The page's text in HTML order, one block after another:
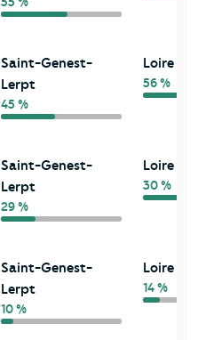
Saint-Genest-
Lerpt
45 %
Loire
56 %
Saint-Genest-
Lerpt
29 %
Loire
30 %
Saint-Genest-
Lerpt
10 %
Loire
14 %